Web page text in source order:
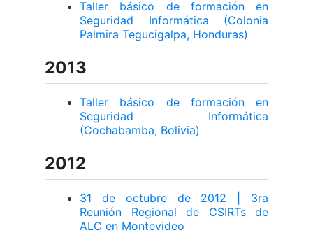
Taller básico de formación en
Seguridad Informática (Colonia
Palmira Tegucigalpa, Honduras)
2013
Taller básico de formación en
Seguridad Informática
(Cochabamba, Bolivia)
2012
31 de octubre de 2012 | 3ra
Reunión Regional de CSIRTs de
ALC en Montevideo